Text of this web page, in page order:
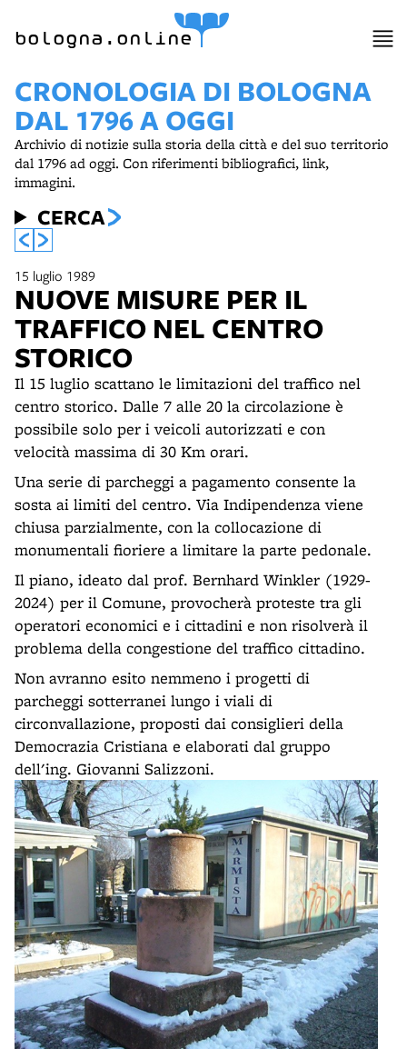
bologna.online
CRONOLOGIA DI BOLOGNA
DAL 1796 A OGGI
Archivio di notizie sulla storia della città e del suo territorio
dal 1796 ad oggi. Con riferimenti bibliografici, link,
immagini.
CERCA
15 luglio 1989
NUOVE MISURE PER IL
TRAFFICO NEL CENTRO
STORICO
Il 15 luglio scattano le limitazioni del traffico nel
centro storico. Dalle 7 alle 20 la circolazione è
possibile solo per i veicoli autorizzati e con
velocità massima di 30 Km orari.
Una serie di parcheggi a pagamento consente la
sosta ai limiti del centro. Via Indipendenza viene
chiusa parzialmente, con la collocazione di
monumentali fioriere a limitare la parte pedonale.
Il piano, ideato dal prof. Bernhard Winkler (1929-
2024) per il Comune, provocherà proteste tra gli
operatori economici e i cittadini e non risolverà il
problema della congestione del traffico cittadino.
Non avranno esito nemmeno i progetti di
parcheggi sotterranei lungo i viali di
circonvallazione, proposti dai consiglieri della
Democrazia Cristiana e elaborati dal gruppo
dell'ing. Giovanni Salizzoni.